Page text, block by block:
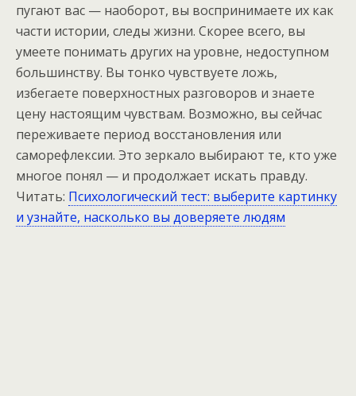
пугают вас — наоборот, вы воспринимаете их как
части истории, следы жизни. Скорее всего, вы
умеете понимать других на уровне, недоступном
большинству. Вы тонко чувствуете ложь,
избегаете поверхностных разговоров и знаете
цену настоящим чувствам. Возможно, вы сейчас
переживаете период восстановления или
саморефлексии. Это зеркало выбирают те, кто уже
многое понял — и продолжает искать правду.
Читать: Психологический тест: выберите картинку
и узнайте, насколько вы доверяете людям